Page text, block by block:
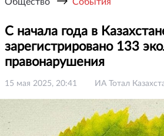
С начала года в
зарегистрировано 133
правонарушения
15 мая 2025, 20:41 ИА Тотал